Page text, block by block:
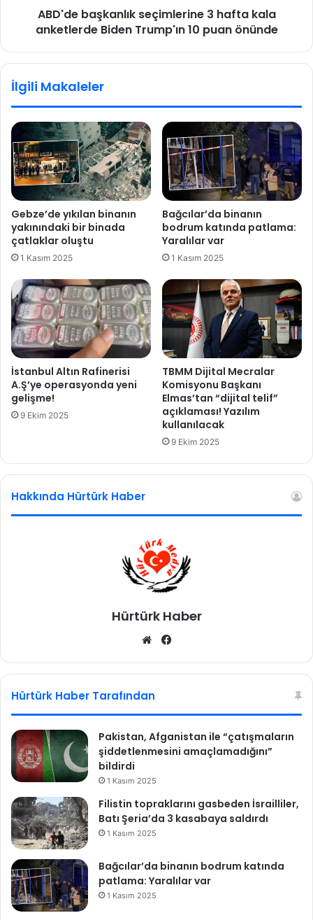
t
a
ç
ı
k
l
m
a
s
ı
ç
i
m
e
i
n
e
3
a
f
t
a
k
a
a
a
e
r
m
ı
n
1
0
p
a
n
ö
n
ü
n
d
e
ABD'de başkanlık seçimlerine 3 hafta kala
anketlerde Biden Trump'ın 10 puan önünde
İlgili Makaleler
Gebze’de yıkılan binanın
yakınındaki bir binada
çatlaklar oluştu
1 Kasım 2025
Bağcılar’da binanın
bodrum katında patlama:
Yaralılar var
1 Kasım 2025
İstanbul Altın Rafinerisi
A.Ş’ye operasyonda yeni
gelişme!
9 Ekim 2025
TBMM Dijital Mecralar
Komisyonu Başkanı
Elmas’tan “dijital telif”
açıklaması! Yazılım
kullanılacak
9 Ekim 2025
Hakkında Hürtürk Haber
Hürtürk Haber
We
sit bo
Hürtürk Haber Tarafından
Pakistan, Afganistan ile “çatışmaların
şiddetlenmesini amaçlamadığını”
bildirdi
1 Kasım 2025
Filistin topraklarını gasbeden İsrailliler,
Batı Şeria’da 3 kasabaya saldırdı
1 Kasım 2025
Bağcılar’da binanın bodrum katında
patlama: Yaralılar var
1 Kasım 2025